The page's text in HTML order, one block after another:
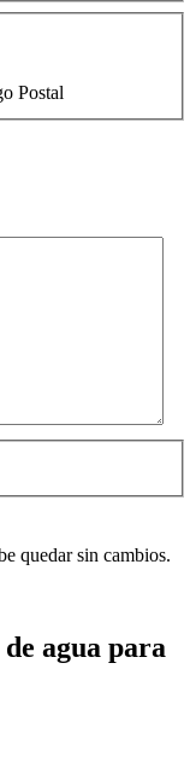
Postal
quedar sin cambios.
agua para